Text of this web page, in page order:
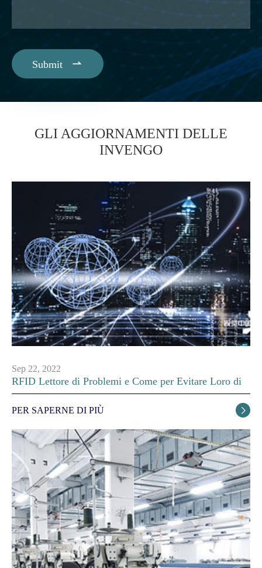
Submit 
GLI AGGIORNAMENTI DELLE
INVENGO
Sep 22, 2022
RFID Lettore di Problemi e Come per Evitare Loro di
PER SAPERNE DI PIÙ 